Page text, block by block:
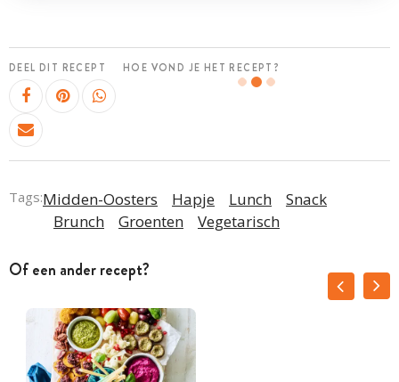
DEEL DIT RECEPT HOE VOND JE HET RECEPT?
Tags:Midden-Oosters Hapje Lunch
Snack
Brunch
Groenten Vegetarisch
Of een ander recept?